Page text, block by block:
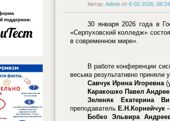
Автор: Admin от 6-02-2026, 08:24
30 января 2026 года в
«Серпуховский колледж»
в современном мире».
В работе конференции
весьма результативно
Савчук Ирина Игоревна
Каракошко Павел
Зеленяк Екатерина
преподаватель Е.Н.Корнейчук
Бобко Эльвира